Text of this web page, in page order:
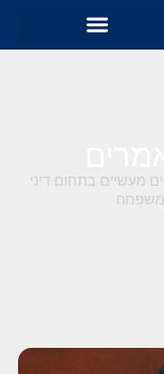
מעשיים בתחום דיני